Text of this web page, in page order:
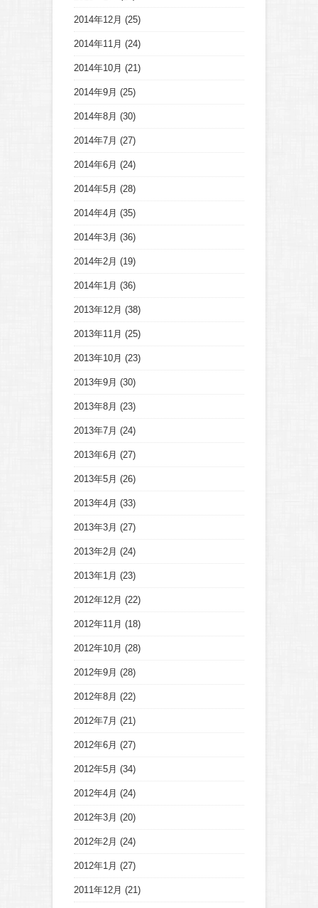
2014年12月 (25)
2014年11月 (24)
2014年10月 (21)
2014年9月 (25)
2014年8月 (30)
2014年7月 (27)
2014年6月 (24)
2014年5月 (28)
2014年4月 (35)
2014年3月 (36)
2014年2月 (19)
2014年1月 (36)
2013年12月 (38)
2013年11月 (25)
2013年10月 (23)
2013年9月 (30)
2013年8月 (23)
2013年7月 (24)
2013年6月 (27)
2013年5月 (26)
2013年4月 (33)
2013年3月 (27)
2013年2月 (24)
2013年1月 (23)
2012年12月 (22)
2012年11月 (18)
2012年10月 (28)
2012年9月 (28)
2012年8月 (22)
2012年7月 (21)
2012年6月 (27)
2012年5月 (34)
2012年4月 (24)
2012年3月 (20)
2012年2月 (24)
2012年1月 (27)
2011年12月 (21)